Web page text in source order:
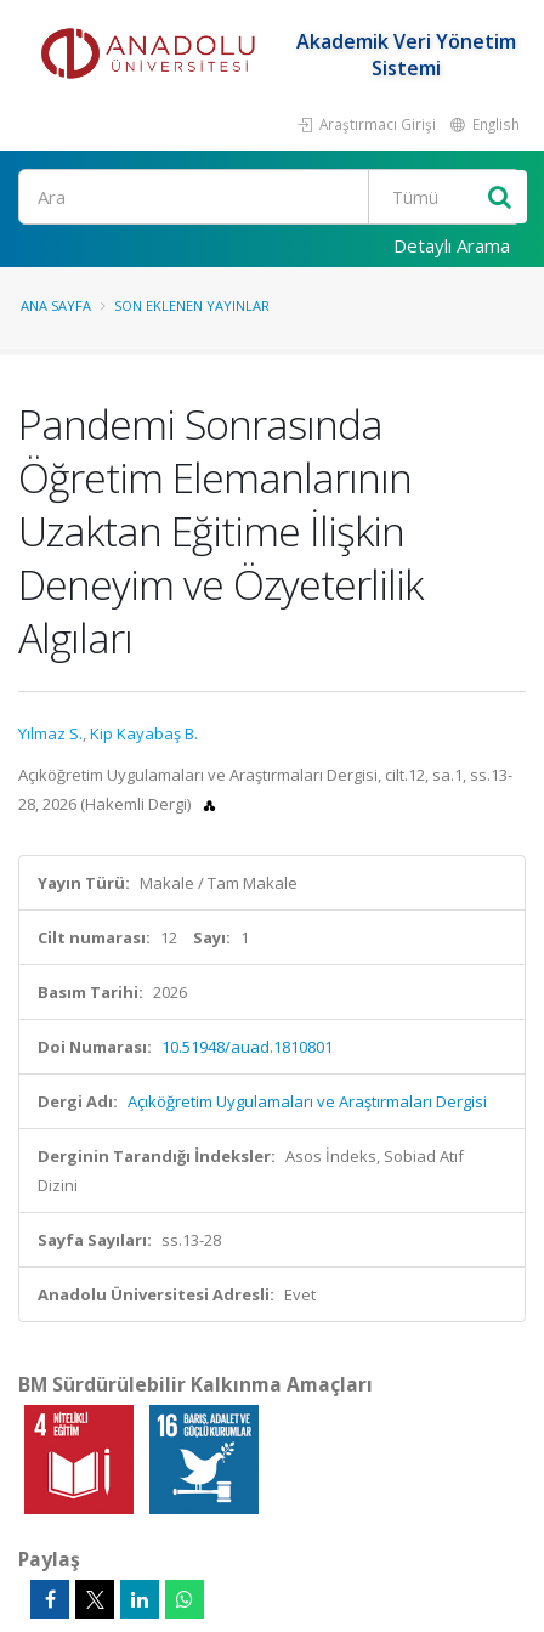
Akademik Veri Yönetim
Sistemi
Araştırmacı Girişi English
Ara
Detaylı Arama
ANA SAYFA SON EKLENEN YAYINLAR
Pandemi Sonrasında
Öğretim Elemanlarının
Uzaktan Eğitime İlişkin
Deneyim ve Özyeterlilik
Algıları
Yılmaz S.,Kip Kayabaş B.
Açıköğretim Uygulamaları ve Araştırmaları Dergisi, cilt.12, sa.1, ss.13-
28, 2026 (Hakemli Dergi)
Yayın Türü: Makale / Tam Makale
Cilt numarası: 12 Sayı: 1
Basım Tarihi: 2026
Doi Numarası: 10.51948/auad.1810801
Dergi Adı: Açıköğretim Uygulamaları ve Araştırmaları Dergisi
Derginin Tarandığı İndeksler: Asos İndeks, Sobiad Atıf
Dizini
Sayfa Sayıları: ss.13-28
Anadolu Üniversitesi Adresli: Evet
BM Sürdürülebilir Kalkınma Amaçları
Paylaş